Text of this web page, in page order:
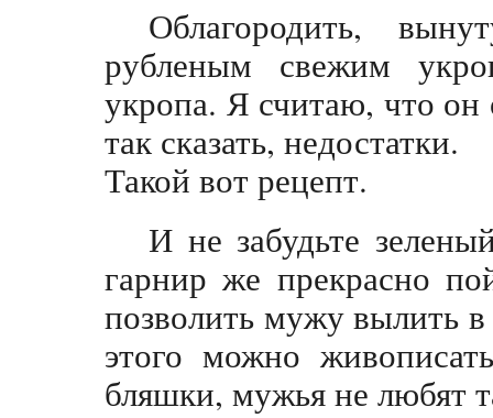
Облагородить,
рубленым свежим
укропа. Я считаю, что он
так сказать, недостатки.
Такой вот рецепт.
И не забудьте
гарнир же прекрасно
позволить мужу вылить
этого можно
бляшки, мужья не любят